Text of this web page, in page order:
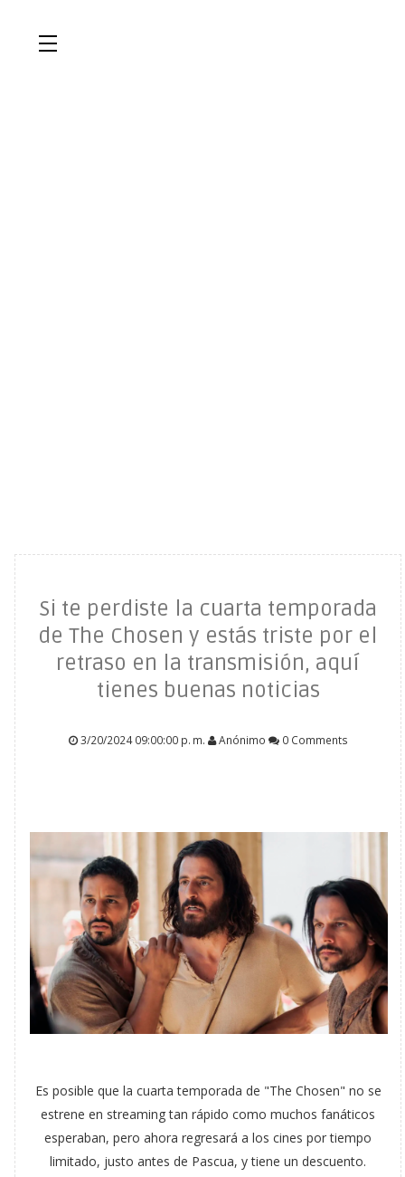
Si te perdiste la cuarta temporada
de The Chosen y estás triste por el
retraso en la transmisión, aquí
tienes buenas noticias
3/20/2024 09:00:00 p. m. Anónimo 0 Comments
Es posible que la cuarta temporada de "The Chosen" no se
estrene en streaming tan rápido como muchos fanáticos
esperaban, pero ahora regresará a los cines por tiempo
limitado, justo antes de Pascua, y tiene un descuento.